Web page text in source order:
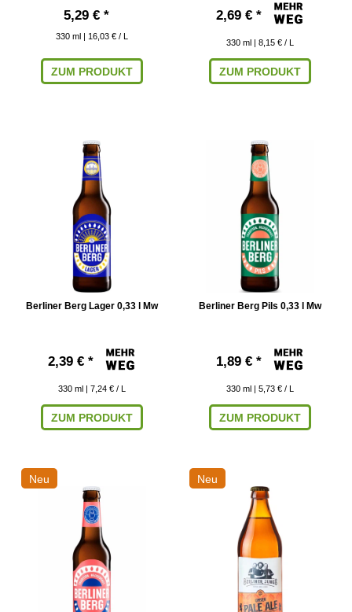
5,29 € *
330 ml | 16,03 € / L
ZUM PRODUKT
2,69 € *
330 ml | 8,15 € / L
ZUM PRODUKT
Berliner Berg Lager 0,33 l Mw
2,39 € *
330 ml | 7,24 € / L
ZUM PRODUKT
Berliner Berg Pils 0,33 l Mw
1,89 € *
330 ml | 5,73 € / L
ZUM PRODUKT
Neu Neu